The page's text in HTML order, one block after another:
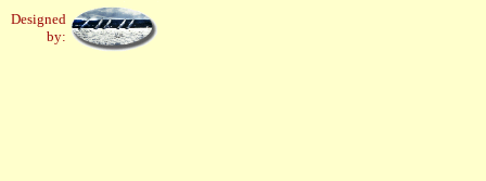
Designed
by: